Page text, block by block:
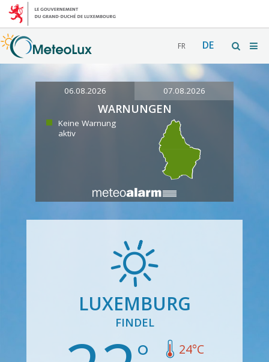
FR DE
06.08.2026 07.08.2026
WARNUNGEN
Keine Warnung
aktiv
LUXEMBURG
FINDEL
24°C